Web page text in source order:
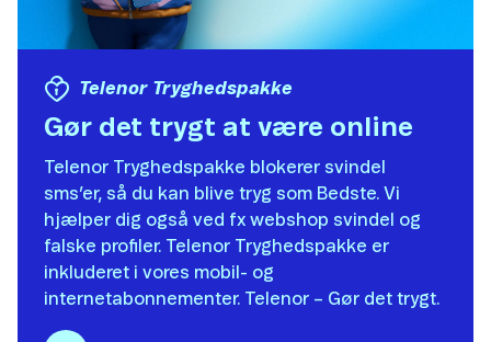
Telenor Tryghedspakke
Gør det trygt at være online
Telenor Tryghedspakke blokerer svindel
sms’er, så du kan blive tryg som Bedste. Vi
hjælper dig også ved fx webshop svindel og
falske profiler. Telenor Tryghedspakke er
inkluderet i vores mobil- og
internetabonnementer. Telenor – Gør det trygt.